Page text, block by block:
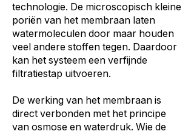
technologie. De microscopisch kleine
poriën van het membraan laten
watermoleculen door maar houden
veel andere stoffen tegen. Daardoor
kan het systeem een verfijnde
filtratiestap uitvoeren.
De werking van het membraan is
direct verbonden met het principe
van osmose en waterdruk. Wie de